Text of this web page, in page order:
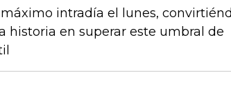
intradía el lunes,
historia en superar este umbral de